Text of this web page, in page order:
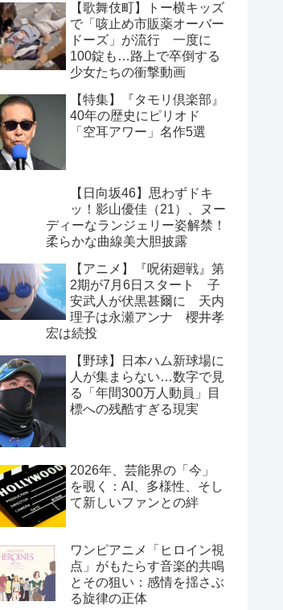
【歌舞伎町】トー横キッズ
で「咳止め市販薬オーバー
ドーズ」が流行 一度に
100錠も…路上で卒倒する
少女たちの衝撃動画
【特集】『タモリ倶楽部』
40年の歴史にピリオド
「空耳アワー」名作5選
【日向坂46】思わずドキ
ッ！影山優佳（21）、ヌー
ディーなランジェリー姿解禁！
柔らかな曲線美大胆披露
【アニメ】『呪術廻戦』第
2期が7月6日スタート 子
安武人が伏黒甚爾に 天内
理子は永瀬アンナ 櫻井孝
宏は続投
【野球】日本ハム新球場に
人が集まらない…数字で見
る「年間300万人動員」目
標への残酷すぎる現実
2026年、芸能界の「今」
を覗く：AI、多様性、そし
て新しいファンとの絆
ワンピアニメ「ヒロイン視
点」がもたらす音楽的共鳴
とその狙い：感情を揺さぶ
る旋律の正体